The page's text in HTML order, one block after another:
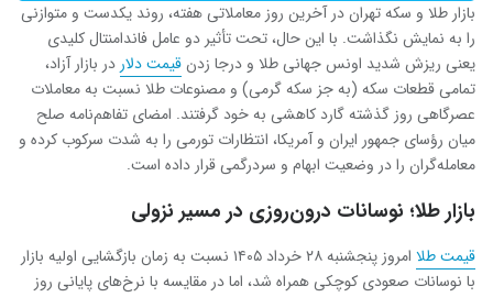
بازار طلا و سکه تهران در آخرین روز معاملاتی هفته، روند یکدست و متوازنی
را به نمایش نگذاشت. با این حال، تحت تأثیر دو عامل فاندامنتال کلیدی
یعنی ریزش شدید اونس جهانی طلا و درجا زدنقیمت دلار در بازار آزاد،
تمامی قطعات سکه (به جز سکه گرمی) و مصنوعات طلا نسبت به معاملات
عصرگاهی روز گذشته گارد کاهشی به خود گرفتند. امضای تفاهم‌نامه صلح
میان رؤسای جمهور ایران و آمریکا، انتظارات تورمی را به شدت سرکوب کرده و
معامله‌گران را در وضعیت ابهام و سردرگمی قرار داده است.
بازار طلا؛ نوسانات درون‌روزی در مسیر نزولی
قیمت طلا
امروز پنجشنبه ۲۸ خرداد ۱۴۰۵ نسبت به زمان بازگشایی اولیه بازار
با نوسانات صعودی کوچکی همراه شد، اما در مقایسه با نرخ‌های پایانی روز